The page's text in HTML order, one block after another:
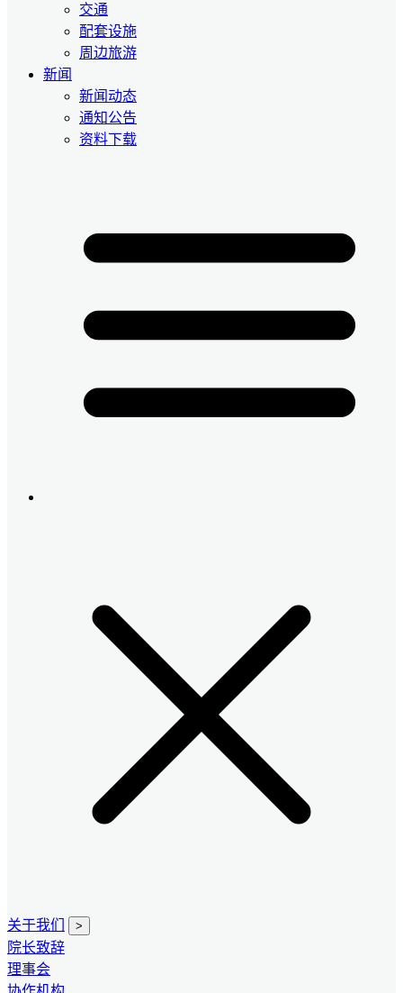
交通
配套设施
周边旅游
新闻
新闻动态
通知公告
资料下载
关于我们 >
院长致辞
理事会